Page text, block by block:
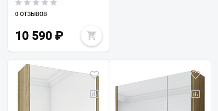
0 ОТЗЫВОВ
10 590 ₽